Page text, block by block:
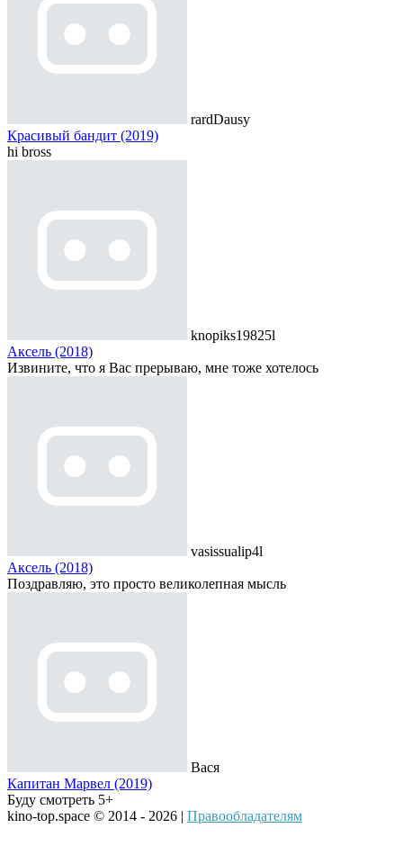
rardDausy
Красивый бандит (2019)
hi bross
knopiks19825l
Аксель (2018)
Извините, что я Вас прерываю, мне тоже хотелось
vasissualip4l
Аксель (2018)
Поздравляю, это просто великолепная мысль
Вася
Капитан Марвел (2019)
Буду смотреть 5+
kino-top.space © 2014 - 2026 | Правообладателям